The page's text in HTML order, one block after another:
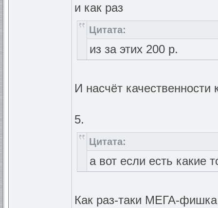
и как раз
Цитата:
из за этих 200 р.
И насчёт качественности
5.
Цитата:
а вот если есть какие
Как раз-таки МЕГА-